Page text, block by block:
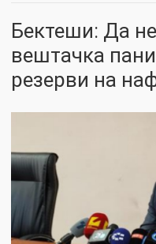
Бектеши: Да
вештачка
резерви на